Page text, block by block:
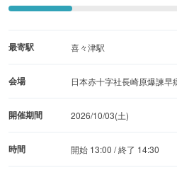
最寄駅 喜々津駅
会場 日本赤十字社長崎原爆諫早
開催期間 2026/10/03(土)
時間 開始 13:00 / 終了 14:30